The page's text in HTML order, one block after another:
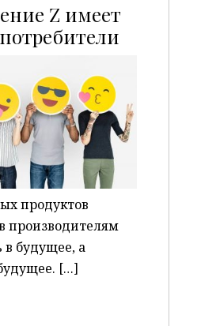
Z имеет
продуктов
производителям
в будущее, а
[…]